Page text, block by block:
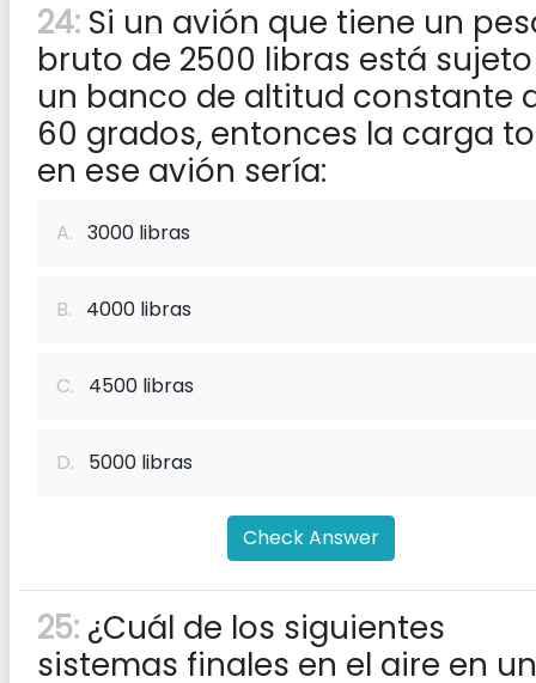
24: Si un avión que tiene un
bruto de 2500 libras está
un banco de altitud constante
60 grados, entonces la carga
en ese avión sería:
A. 3000 libras
B. 4000 libras
C. 4500 libras
D. 5000 libras
Check Answer
25: ¿Cuál de los siguientes
sistemas finales en el aire en